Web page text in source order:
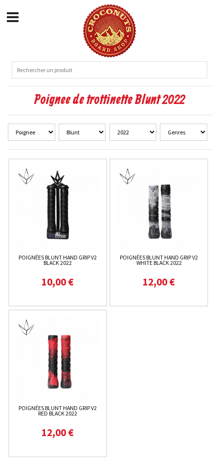
Poignee de trottinette Blunt 2022
POIGNÉES BLUNT HAND GRIP V2
BLACK 2022
10,00 €
POIGNÉES BLUNT HAND GRIP V2
WHITE BLACK 2022
12,00 €
POIGNÉES BLUNT HAND GRIP V2
RED BLACK 2022
12,00 €